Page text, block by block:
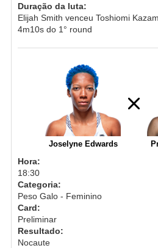
Duração da luta:
Elijah Smith venceu Toshiomi
4m10s do 1° round
Joselyne Edwards
Hora:
18:30
Categoria:
Peso Galo - Feminino
Card:
Preliminar
Resultado:
Nocaute